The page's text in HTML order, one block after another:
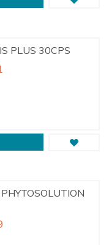
PLUS 30CPS